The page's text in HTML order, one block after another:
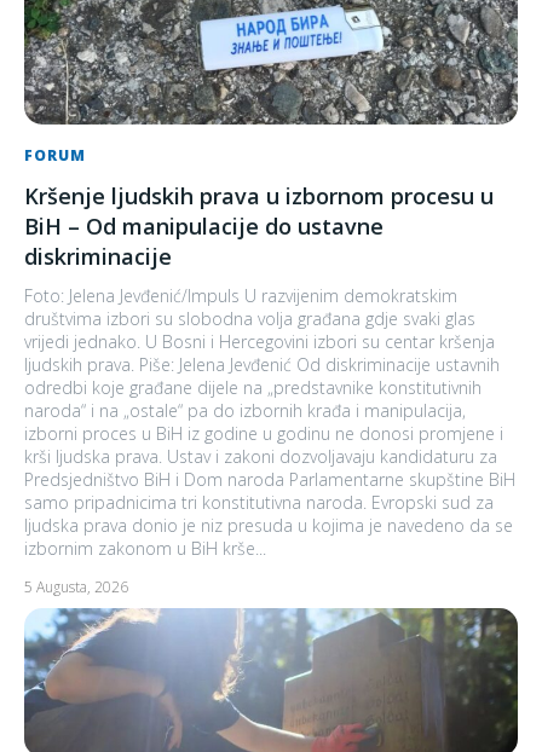
FORUM
Kršenje ljudskih prava u izbornom procesu u
BiH – Od manipulacije do ustavne
diskriminacije
Foto: Jelena Jevđenić/Impuls U razvijenim demokratskim
društvima izbori su slobodna volja građana gdje svaki glas
vrijedi jednako. U Bosni i Hercegovini izbori su centar kršenja
ljudskih prava. Piše: Jelena Jevđenić Od diskriminacije ustavnih
odredbi koje građane dijele na „predstavnike konstitutivnih
naroda“ i na „ostale“ pa do izbornih krađa i manipulacija,
izborni proces u BiH iz godine u godinu ne donosi promjene i
krši ljudska prava. Ustav i zakoni dozvoljavaju kandidaturu za
Predsjedništvo BiH i Dom naroda Parlamentarne skupštine BiH
samo pripadnicima tri konstitutivna naroda. Evropski sud za
ljudska prava donio je niz presuda u kojima je navedeno da se
izbornim zakonom u BiH krše...
5 Augusta, 2026